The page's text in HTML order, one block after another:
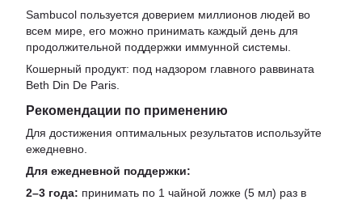
Sambucol пользуется доверием миллионов людей во
всем мире, его можно принимать каждый день для
продолжительной поддержки иммунной системы.
Кошерный продукт: под надзором главного раввината
Beth Din De Paris.
Рекомендации по применению
Для достижения оптимальных результатов используйте
ежедневно.
Для ежедневной поддержки:
2–3 года: принимать по 1 чайной ложке (5 мл) раз в